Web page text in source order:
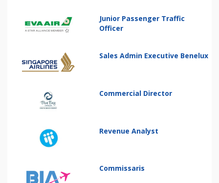
Junior Passenger Traffic
Officer
Sales Admin Executive Benelux
Commercial Director
Revenue Analyst
Commissaris